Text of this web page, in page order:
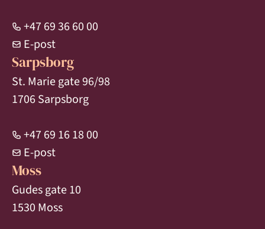
+47 69 36 60 00
E-post
Sarpsborg
St. Marie gate 96/98
1706 Sarpsborg
+47 69 16 18 00
E-post
Moss
Gudes gate 10
1530 Moss